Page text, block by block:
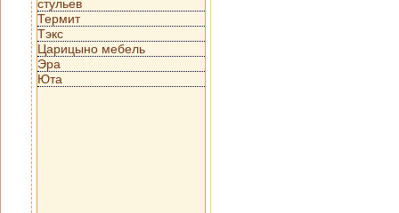
стульев
Термит
Тэкс
Царицыно мебель
Эра
Юта